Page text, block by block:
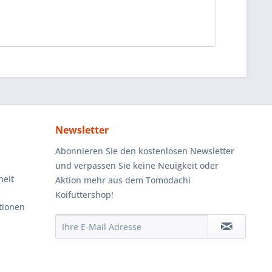
Newsletter
Abonnieren Sie den kostenlosen Newsletter
und verpassen Sie keine Neuigkeit oder
Aktion mehr aus dem Tomodachi
Koifuttershop!